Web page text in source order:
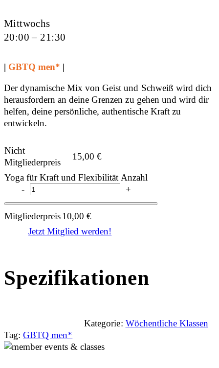
Mittwochs
20:00 – 21:30
| GBTQ men* |
Der dynamische Mix von Geist und Schweiß wird dich
herausfordern an deine Grenzen zu gehen und wird dir
helfen, deine persönliche, authentische Kraft zu
entwickeln.
Nicht
Mitgliederpreis
15,00€
Yoga für Kraft und Flexibilität Anzahl
-
+
Mitgliederpreis10,00€
Jetzt Mitglied werden!
Spezifikationen
Kategorie: Wöchentliche Klassen
Tag: GBTQ men*